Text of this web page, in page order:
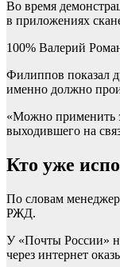
Во время
в приложениях
100% Валерий
Филиппов показал
именно должно
«Можно применить
выходившего на
Кто уже
По словам
РЖД.
У «Почты России»
через интернет